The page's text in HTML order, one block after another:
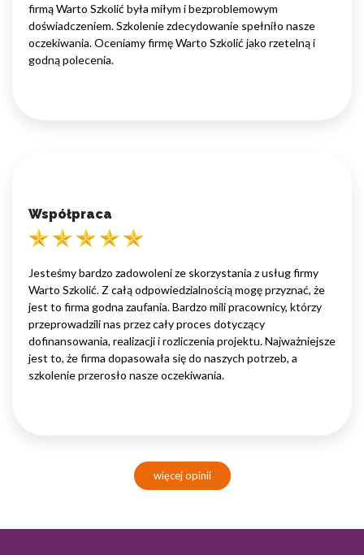
firmą Warto Szkolić była miłym i bezproblemowym
doświadczeniem. Szkolenie zdecydowanie spełniło nasze
oczekiwania. Oceniamy firmę Warto Szkolić jako rzetelną i
godną polecenia.
Współpraca
Jesteśmy bardzo zadowoleni ze skorzystania z usług firmy
Warto Szkolić. Z całą odpowiedzialnością mogę przyznać, że
jest to firma godna zaufania. Bardzo mili pracownicy, którzy
przeprowadzili nas przez cały proces dotyczący
dofinansowania, realizacji i rozliczenia projektu. Najważniejsze
jest to, że firma dopasowała się do naszych potrzeb, a
szkolenie przerosło nasze oczekiwania.
więcej opinii